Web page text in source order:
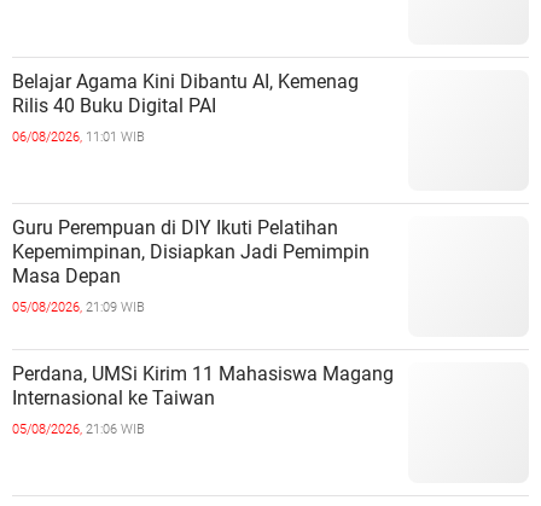
Belajar Agama Kini Dibantu AI, Kemenag
Rilis 40 Buku Digital PAI
06/08/2026, 11:01 WIB
Guru Perempuan di DIY Ikuti Pelatihan
Kepemimpinan, Disiapkan Jadi Pemimpin
Masa Depan
05/08/2026, 21:09 WIB
Perdana, UMSi Kirim 11 Mahasiswa Magang
Internasional ke Taiwan
05/08/2026, 21:06 WIB